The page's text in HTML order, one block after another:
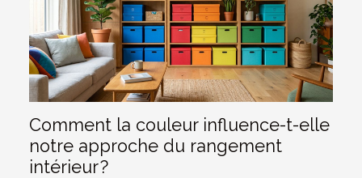
Comment la couleur influence-t-elle
notre approche du rangement
intérieur ?